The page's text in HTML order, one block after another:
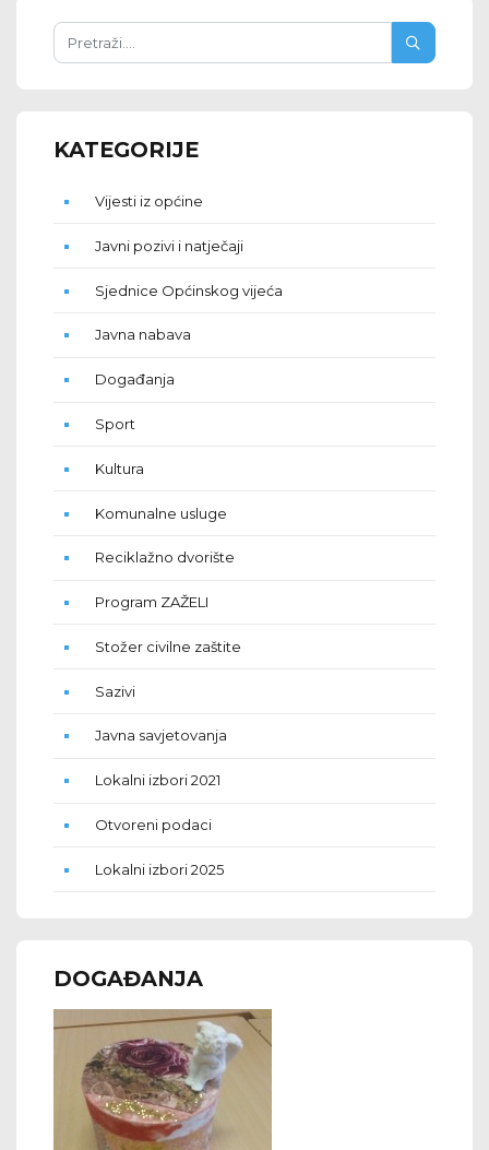
KATEGORIJE
Vijesti iz općine
Javni pozivi i natječaji
Sjednice Općinskog vijeća
Javna nabava
Događanja
Sport
Kultura
Komunalne usluge
Reciklažno dvorište
Program ZAŽELI
Stožer civilne zaštite
Sazivi
Javna savjetovanja
Lokalni izbori 2021
Otvoreni podaci
Lokalni izbori 2025
DOGAĐANJA